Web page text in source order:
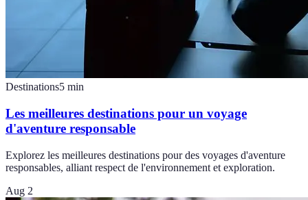
Destinations5 min
Les meilleures destinations pour un voyage
d'aventure responsable
Explorez les meilleures destinations pour des voyages d'aventure
responsables, alliant respect de l'environnement et exploration.
Aug 2